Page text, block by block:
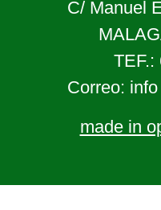
C/ Manuel
TEF.:
Correo:
made in